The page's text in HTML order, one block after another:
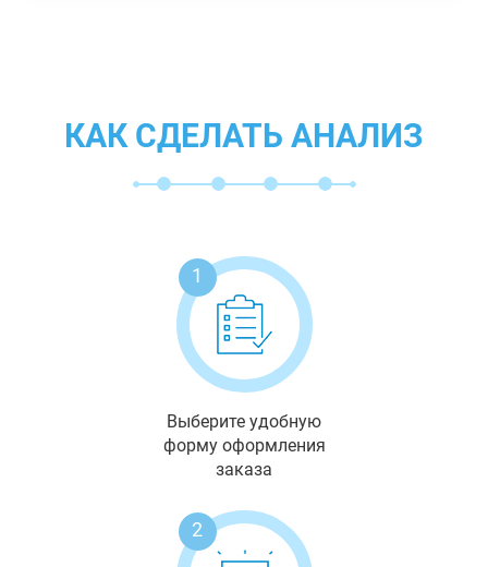
КАК СДЕЛАТЬ АНАЛИЗ
1
Выберите удобную
форму оформления
заказа
2